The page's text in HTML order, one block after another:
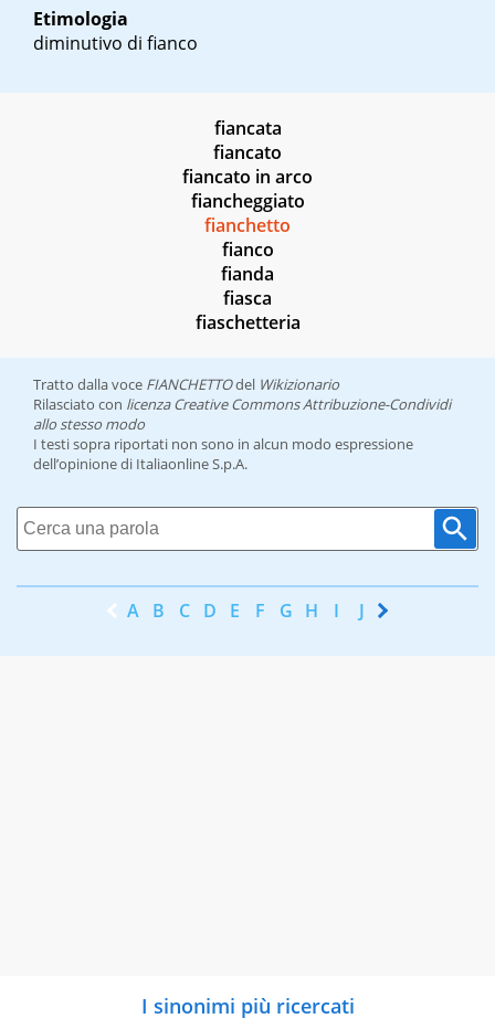
Etimologia
diminutivo di fianco
fiancata
fiancato
fiancato in arco
fiancheggiato
fianchetto
fianco
fianda
fiasca
fiaschetteria
Tratto dalla voce FIANCHETTOdel Wikizionario
Rilasciato con licenza Creative Commons Attribuzione-Condividi
allo stesso modo
I testi sopra riportati non sono in alcun modo espressione
dell’opinione di Italiaonline S.p.A.
A B C D E F G H I J K
I sinonimi più ricercati